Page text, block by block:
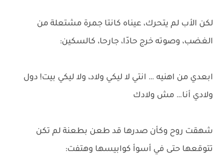
لكن الأب لم يتحرك، عيناه كانتا جمرة مشتعلة من
الغضب، وصوته خرج حادّا، جارحا، كالسكين:
ابعدي من اهنيه … انتي لا ليكي ولاد، ولا ليكي بيت! دول
ولادي أنا… مش ولادك
شهقت روح وكأن صدرها قد طعن بطعنة لم تكن
تتوقعها حتى في أسوأ كوابيسها وهتفت: